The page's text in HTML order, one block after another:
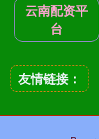
云南配资平
台
友情链接：